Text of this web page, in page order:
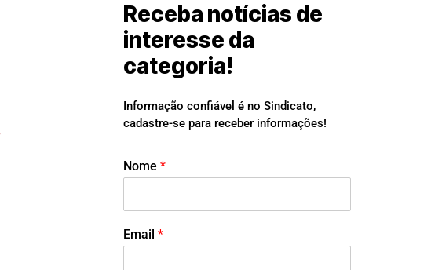
Receba notícias de
interesse da
categoria!
Informação confiável é no Sindicato,
cadastre-se para receber informações!
Nome *
Email *